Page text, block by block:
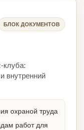
БЛОК ДОКУМЕНТОВ
клуба:
внутренний
охраной труда
работ для